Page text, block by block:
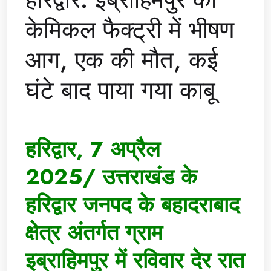
केमिकल फैक्ट्री में भीषण
आग, एक की मौत, कई
घंटे बाद पाया गया काबू
हरिद्वार, 7 अप्रैल
2025/ उत्तराखंड के
हरिद्वार जनपद के बहादराबाद
क्षेत्र अंतर्गत ग्राम
इब्राहिमपुर में रविवार देर रात